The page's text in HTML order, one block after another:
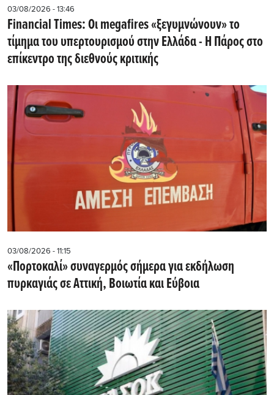
03/08/2026 - 13:46
Financial Times: Οι megafires «ξεγυμνώνουν» το
τίμημα του υπερτουρισμού στην Ελλάδα - Η Πάρος στο
επίκεντρο της διεθνούς κριτικής
03/08/2026 - 11:15
«Πορτοκαλί» συναγερμός σήμερα για εκδήλωση
πυρκαγιάς σε Αττική, Βοιωτία και Εύβοια